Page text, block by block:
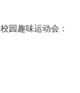
园趣味运动会：